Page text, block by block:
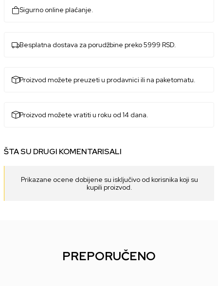
Sigurno online plaćanje.
Besplatna dostava za porudžbine preko 5999 RSD.
Proizvod možete preuzeti u prodavnici ili na paketomatu.
Proizvod možete vratiti u roku od 14 dana.
ŠTA SU DRUGI KOMENTARISALI
Prikazane ocene dobijene su isključivo od korisnika koji su
kupili proizvod.
PREPORUČENO